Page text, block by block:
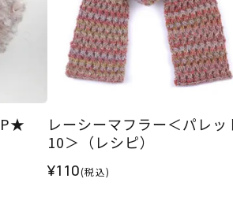
レーシーマフラー＜パレッ
10＞（レシピ）
¥110(税込)